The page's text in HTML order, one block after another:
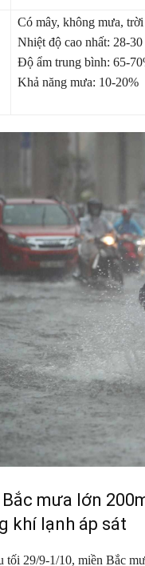
Có mây, không mưa,
Nhiệt độ cao nhất: 28-30
Độ ẩm trung bình: 65-
Khả năng mưa: 10-20%
Bắc mưa lớn
khí lạnh áp sát
tối 29/9-1/10, miền Bắc